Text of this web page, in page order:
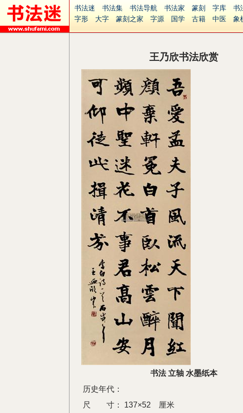
书法迷 书法集 书法导航 书法家 篆刻 字库 书
字形
大字 篆刻之家 字源 国学 古籍 中医 象
王乃欣书法欣赏
书法 立轴 水墨纸本
历史年代：
尺 寸：
137×52 厘米